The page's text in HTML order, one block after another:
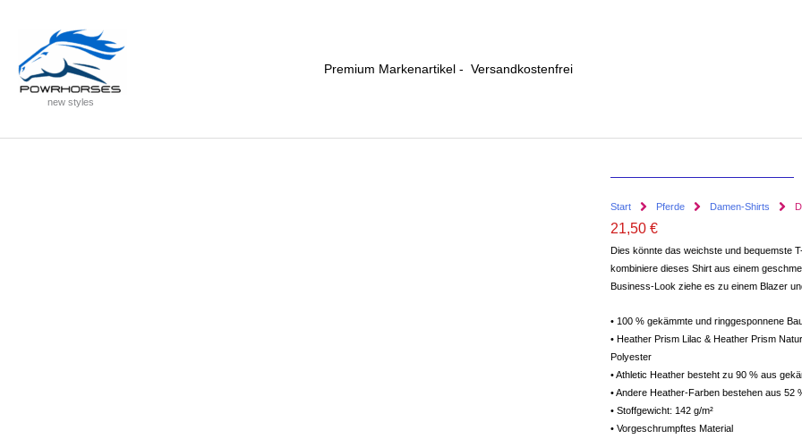
springen
new styles
Premium Markenartikel - Versandkostenfrei
Start Pferde Damen-Shirts
21,50 €
Dies könnte das weichste und bequemste
kombiniere dieses Shirt aus einem
Business-Look ziehe es zu einem Blazer
• 100 % gekämmte und ringgesponnene
• Heather Prism Lilac & Heather Prism
Polyester
• Athletic Heather besteht zu 90 % aus
• Andere Heather-Farben bestehen aus 52
• Stoffgewicht: 142 g/m²
• Vorgeschrumpftes Material
Damen
Premiumshirt